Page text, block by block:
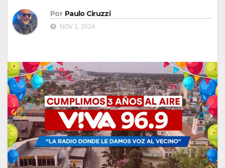
Por Paulo Ciruzzi
NOV 1, 2024